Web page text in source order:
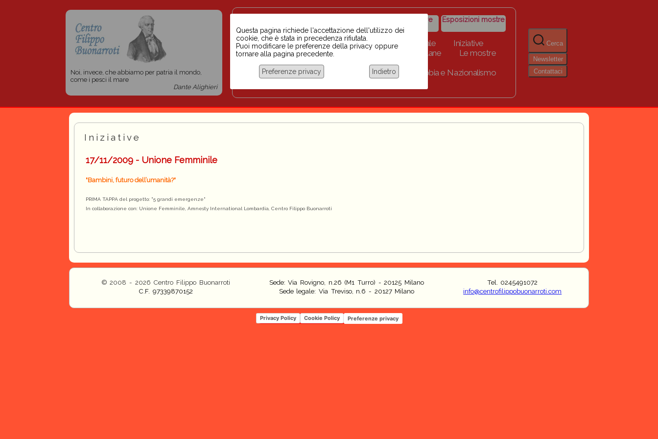
Noi, invece, che abbiamo per patria il mondo,
come i pesci il mare
Dante Alighieri
razzismo
iniziative
Storico iniziative Esposizioni mostre
Home Scuola BINARI Biblioteca digitale
Iniziative
Progetti per le scuole 2023-2024
Link Collane
Le mostre
Chi siamo
Coordinamento Docenti contro Razzismo, Xenofobia e Nazionalismo
Cerca
Newsletter
Contattaci
Questa pagina richiede l'accettazione dell'utilizzo dei
cookie, che è stata in precedenza rifiutata.
Puoi modificare le preferenze della privacy oppure
tornare alla pagina precedente.
Preferenze privacy Indietro
Iniziative
17/11/2009 - Unione Femminile
"Bambini, futuro dell’umanità?"
PRIMA TAPPA del progetto: "5 grandi emergenze"
In collaborazione con: Unione Femminile, Amnesty International Lombardia, Centro Filippo Buonarroti
© 2008 - 2026 Centro Filippo Buonarroti
C.F. 97339870152
Sede: Via Rovigno, n.26 (M1 Turro) - 20125 Milano
Sede legale: Via Treviso, n.6 - 20127 Milano
Tel. 0245491072
info@centrofilippobuonarroti.com
Privacy Policy Cookie Policy Preferenze privacy